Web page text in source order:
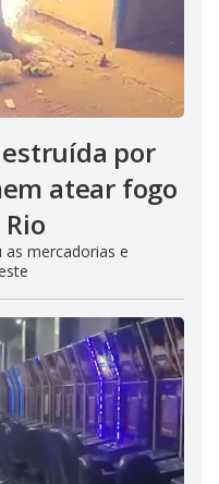
por
atear fogo
mercadorias e